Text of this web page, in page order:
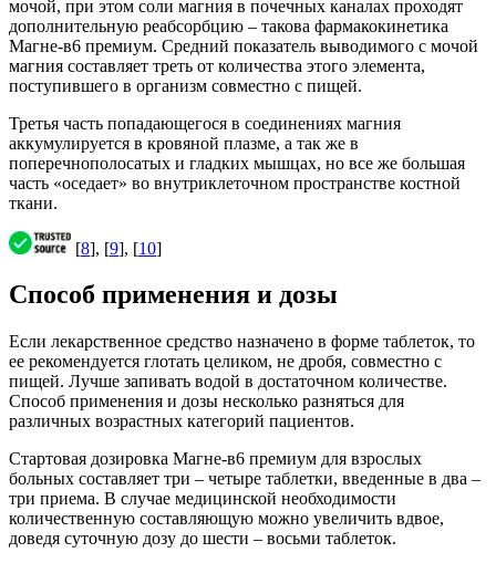
мочой, при этом соли магния в почечных каналах проходят
дополнительную реабсорбцию – такова фармакокинетика
Магне-в6 премиум. Средний показатель выводимого с мочой
магния составляет треть от количества этого элемента,
поступившего в организм совместно с пищей.
Третья часть попадающегося в соединениях магния
аккумулируется в кровяной плазме, а так же в
поперечнополосатых и гладких мышцах, но все же большая
часть «оседает» во внутриклеточном пространстве костной
ткани.
[8], [9], [10]
Способ применения и дозы
Если лекарственное средство назначено в форме таблеток, то
ее рекомендуется глотать целиком, не дробя, совместно с
пищей. Лучше запивать водой в достаточном количестве.
Способ применения и дозы несколько разняться для
различных возрастных категорий пациентов.
Стартовая дозировка Магне-в6 премиум для взрослых
больных составляет три – четыре таблетки, введенные в два –
три приема. В случае медицинской необходимости
количественную составляющую можно увеличить вдвое,
доведя суточную дозу до шести – восьми таблеток.